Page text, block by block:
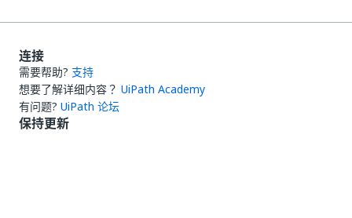
连接
需要帮助? 支持
想要了解详细内容？ UiPath Academy
有问题? UiPath 论坛
保持更新